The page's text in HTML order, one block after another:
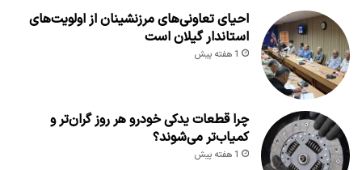
احیای تعاونی‌های مرزنشینان از اولویت‌های
استاندار گیلان است
1 هفته پیش
چرا قطعات یدکی خودرو هر روز گران‌تر و
کمیاب‌تر می‌شوند؟
1 هفته پیش